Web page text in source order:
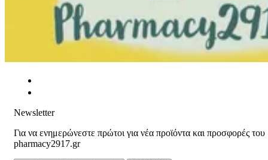
Newsletter
Για να ενημερώνεστε πρώτοι για νέα προϊόντα και προσφορές του
pharmacy2917.gr